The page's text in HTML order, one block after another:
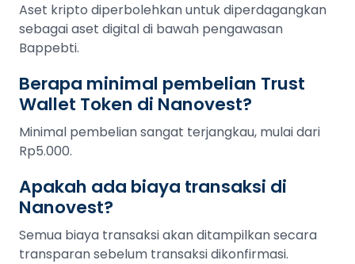
Aset kripto diperbolehkan untuk diperdagangkan
sebagai aset digital di bawah pengawasan
Bappebti.
Berapa minimal pembelian Trust
Wallet Token di Nanovest?
Minimal pembelian sangat terjangkau, mulai dari
Rp5.000.
Apakah ada biaya transaksi di
Nanovest?
Semua biaya transaksi akan ditampilkan secara
transparan sebelum transaksi dikonfirmasi.